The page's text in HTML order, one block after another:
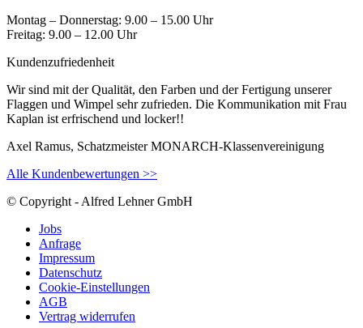
Montag – Donnerstag: 9.00 – 15.00 Uhr
Freitag: 9.00 – 12.00 Uhr
Kundenzufriedenheit
Wir sind mit der Qualität, den Farben und der Fertigung unserer
Flaggen und Wimpel sehr zufrieden. Die Kommunikation mit Frau
Kaplan ist erfrischend und locker!!
Axel Ramus, Schatzmeister MONARCH-Klassenvereinigung
Alle Kundenbewertungen >>
© Copyright - Alfred Lehner GmbH
Jobs
Anfrage
Impressum
Datenschutz
Cookie-Einstellungen
AGB
Vertrag widerrufen